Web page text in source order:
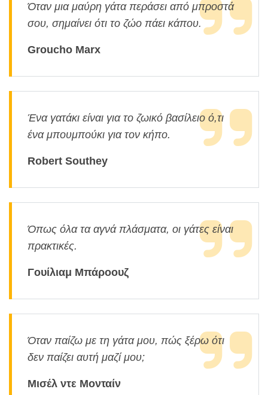
Όταν μια μαύρη γάτα περάσει από μπροστά
σου, σημαίνει ότι το ζώο πάει κάπου.
Groucho Marx
Ένα γατάκι είναι για το ζωικό βασίλειο ό,τι
ένα μπουμπούκι για τον κήπο.
Robert Southey
Όπως όλα τα αγνά πλάσματα, οι γάτες είναι
πρακτικές.
Γουίλιαμ Μπάροουζ
Όταν παίζω με τη γάτα μου, πώς ξέρω ότι
δεν παίζει αυτή μαζί μου;
Μισέλ ντε Μονταίν